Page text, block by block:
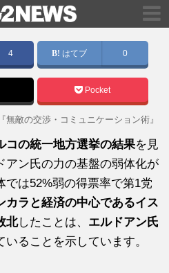
4 はてブ 0
Pocket
敵の交渉・コミュニケーション術』
コの統一地方選挙の結果を見
アン氏の力の基盤の弱体化が
では52%弱の得票率で第1党
カラと経済の中心であるイス
北したことは、 エルドアン氏
いることを示しています。